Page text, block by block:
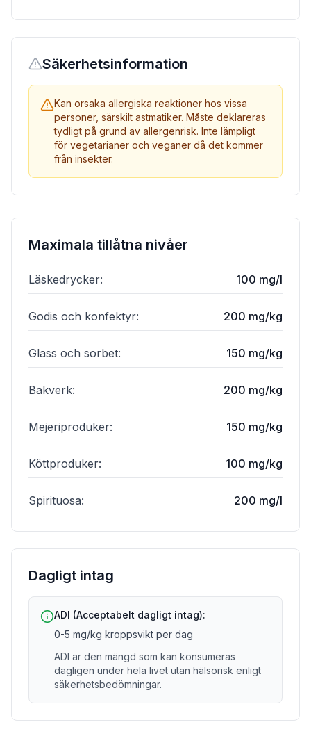
Säkerhetsinformation
Kan orsaka allergiska reaktioner hos vissa
personer, särskilt astmatiker. Måste deklareras
tydligt på grund av allergenrisk. Inte lämpligt
för vegetarianer och veganer då det kommer
från insekter.
Maximala tillåtna nivåer
Läskedrycker: 100 mg/l
Godis och konfektyr: 200 mg/kg
Glass och sorbet: 150 mg/kg
Bakverk: 200 mg/kg
Mejeriproduker: 150 mg/kg
Köttproduker: 100 mg/kg
Spirituosa: 200 mg/l
Dagligt intag
ADI (Acceptabelt dagligt intag):
0-5 mg/kg kroppsvikt per dag
ADI är den mängd som kan konsumeras
dagligen under hela livet utan hälsorisk enligt
säkerhetsbedömningar.